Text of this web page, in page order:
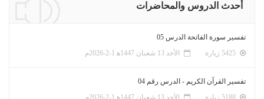
أحدث الدروس والمحاضرات
تفسير سورة الفاتحة الدرس 05
الأحد 13 شعبان 1447ﻫ 1-2-2026م
تفسير القرآن الكريم - الدرس رقم 04
الأحد 13 شعبان 1447ﻫ 1-2-2026م